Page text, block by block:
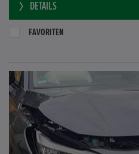
DETAILS
FAVORITEN